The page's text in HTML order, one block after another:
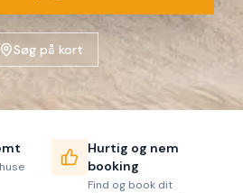
Søg på kort
Hurtig og nem
booking
Find og book dit